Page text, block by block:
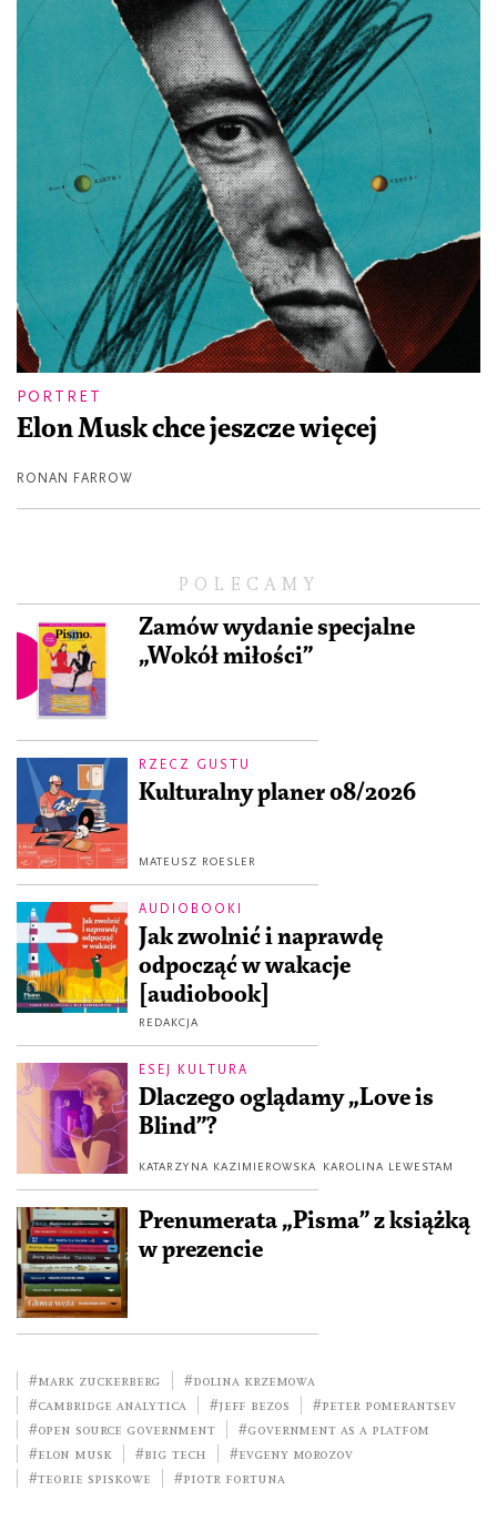
POLECAMY
Zamów wydanie specjalne
„Wokół miłości”
RZECZ GUSTU
Kulturalny planer 08/2026
MATEUSZ ROESLER
AUDIOBOOKI
Jak zwolnić i naprawdę
odpocząć w wakacje
[audiobook]
REDAKCJA
ESEJ KULTURA
Dlaczego oglądamy „Love is
Blind”?
KATARZYNA KAZIMIEROWSKA KAROLINA LEWESTAM
Prenumerata „Pisma” z książką
w prezencie
#Mark Zuckerberg
#Dolina Krzemowa
#Cambridge Analytica
#Jeff Bezos
#Peter Pomerantsev
#open source government
#government as a platfom
#Elon Musk
#big tech
#Evgeny Morozov
#teorie spiskowe
#Piotr Fortuna
PORTRET
Elon Musk chce jeszcze więcej
RONAN FARROW